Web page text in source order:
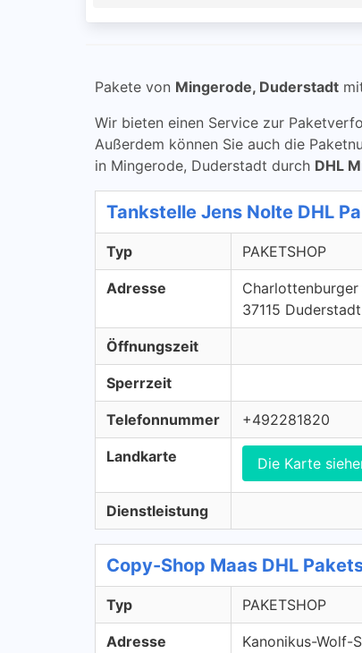
Pakete von Mingerode, Duderstadt
Wir bieten einen Service zur
Außerdem können Sie auch die
in Mingerode, Duderstadt durch DHL
Tankstelle Jens Nolte DHL
Typ PAKETSHOP
Adresse
Charlottenburger
37115 Duderstadt
Öffnungszeit
Sperrzeit
Telefonnummer +492281820
Landkarte Die Karte
Dienstleistung
Copy-Shop Maas DHL
Typ PAKETSHOP
Adresse
Kanonikus-Wolf-